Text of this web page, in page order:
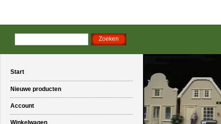
Start
Nieuwe producten
Account
Winkelwagen